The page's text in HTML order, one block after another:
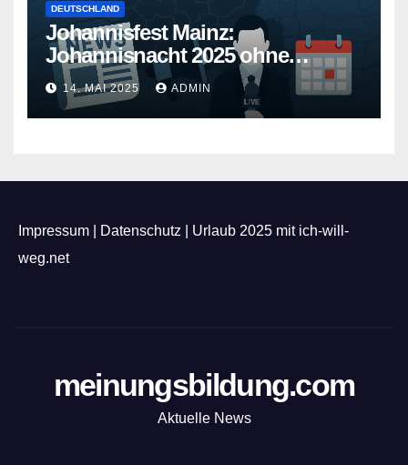
DEUTSCHLAND
Johannisfest Mainz:
Johannisnacht 2025 ohne
Feuerwerk
14. MAI 2025 ADMIN
Impressum Datenschutz
Urlaub 2025 mit ich-will-
weg.net
meinungsbildung.com
Aktuelle News